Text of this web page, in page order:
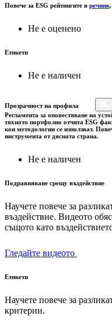
Повече за ESG рейтингите в речник.
Не е оценено
Етикети
Не е наличен
Прозрачност на профила
Регламента за оповестяване на
тяхното портфолио отчита ESG
кои методологии се използват.
инструмента от дясната страна.
Не е наличен
Подравняване срещу въздействие
Научете повече за
въздействие. Видеото
същото като
Гледайте видеото
Етикети
Научете повече за
критерии.